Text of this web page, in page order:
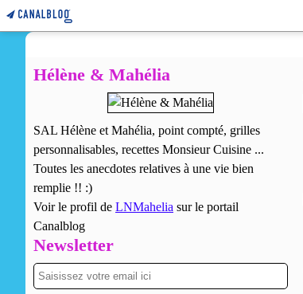
Hélène & Mahélia
SAL Hélène et Mahélia, point compté, grilles
personnalisables, recettes Monsieur Cuisine ...
Toutes les anecdotes relatives à une vie bien
remplie !! :)
Voir le profil de LNMahelia sur le portail
Canalblog
Newsletter